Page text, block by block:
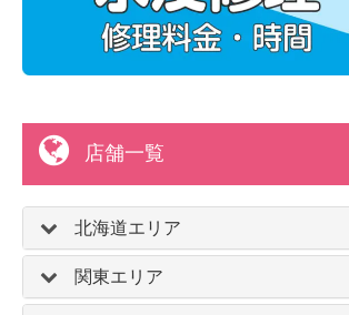
店舗一覧
北海道エリア
関東エリア